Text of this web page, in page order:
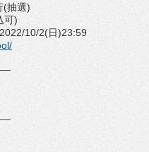
(抽選)
可)
10/2(日)23:59